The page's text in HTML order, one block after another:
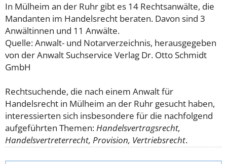
In Mülheim an der Ruhr gibt es 14 Rechtsanwälte, die
Mandanten im Handelsrecht beraten. Davon sind 3
Anwältinnen und 11 Anwälte.
Quelle: Anwalt- und Notarverzeichnis, herausgegeben
von der Anwalt Suchservice Verlag Dr. Otto Schmidt
GmbH
Rechtsuchende, die nach einem Anwalt für
Handelsrecht in Mülheim an der Ruhr gesucht haben,
interessierten sich insbesondere für die nachfolgend
aufgeführten Themen:Handelsvertragsrecht,
Handelsvertreterrecht, Provision, Vertriebsrecht.